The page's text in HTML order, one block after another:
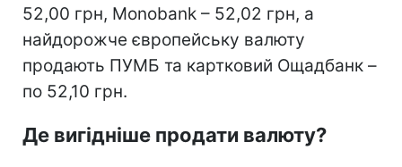
52,00 грн, Monobank – 52,02 грн, а
найдорожче європейську валюту
продають ПУМБ та картковий Ощадбанк –
по 52,10 грн.
Де вигідніше продати валюту?